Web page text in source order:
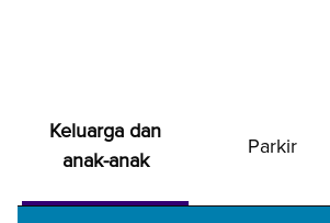
Keluarga dan
anak-anak
Parkir